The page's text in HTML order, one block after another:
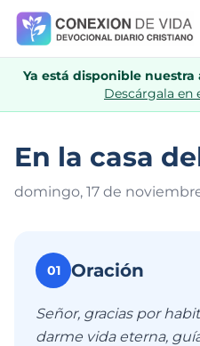
Ya está disponible
Descárgala en
En la casa
domingo, 17 de
01 Oración
Señor, gracias por
darme vida eterna,